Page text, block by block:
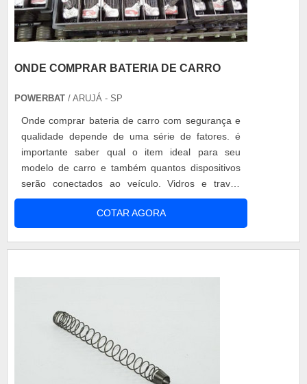
ONDE COMPRAR BATERIA DE CARRO
POWERBAT / ARUJÁ - SP
Onde comprar bateria de carro com segurança e
qualidade depende de uma série de fatores. é
importante saber qual o item ideal para seu
modelo de carro e também quantos dispositivos
serão conectados ao veículo. Vidros e travas
elétricas são parte do consumo do bateria, assim
como aparelho de som, carregadores e aparelhos
de DVD. Existem até geladeiras pequenas para
COTAR AGORA